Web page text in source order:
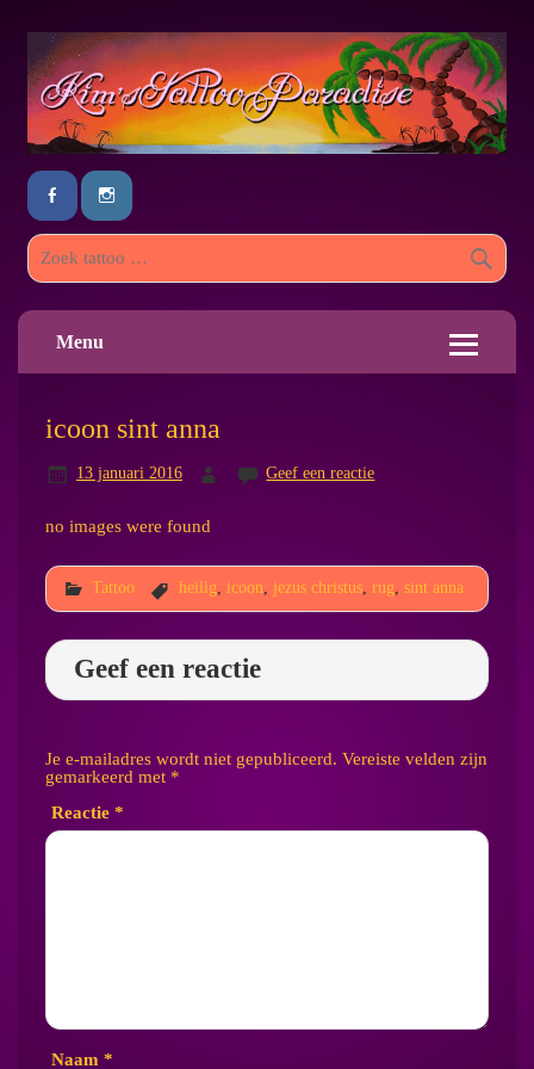
Menu
icoon sint anna
13 januari 2016 Geef een reactie
no images were found
Tattoo heilig icoon jezus christus, rug sint anna
Geef een reactie
Je e-mailadres wordt niet gepubliceerd. Vereiste velden zijn
gemarkeerd met *
Reactie *
Naam *